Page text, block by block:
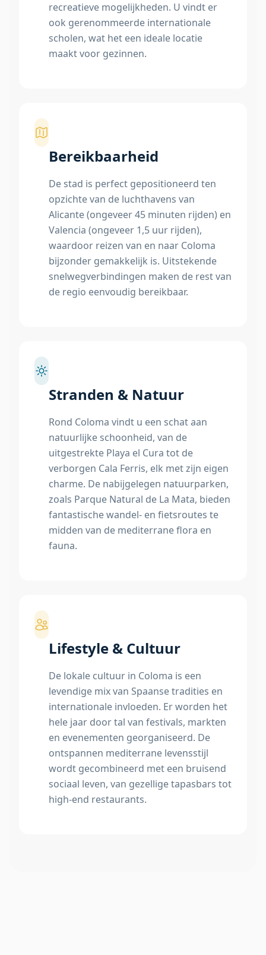
recreatieve mogelijkheden. U vindt er
ook gerenommeerde internationale
scholen, wat het een ideale locatie
maakt voor gezinnen.
Bereikbaarheid
De stad is perfect gepositioneerd ten
opzichte van de luchthavens van
Alicante (ongeveer 45 minuten rijden) en
Valencia (ongeveer 1,5 uur rijden),
waardoor reizen van en naar Coloma
bijzonder gemakkelijk is. Uitstekende
snelwegverbindingen maken de rest van
de regio eenvoudig bereikbaar.
Stranden & Natuur
Rond Coloma vindt u een schat aan
natuurlijke schoonheid, van de
uitgestrekte Playa el Cura tot de
verborgen Cala Ferris, elk met zijn eigen
charme. De nabijgelegen natuurparken,
zoals Parque Natural de La Mata, bieden
fantastische wandel- en fietsroutes te
midden van de mediterrane flora en
fauna.
Lifestyle & Cultuur
De lokale cultuur in Coloma is een
levendige mix van Spaanse tradities en
internationale invloeden. Er worden het
hele jaar door tal van festivals, markten
en evenementen georganiseerd. De
ontspannen mediterrane levensstijl
wordt gecombineerd met een bruisend
sociaal leven, van gezellige tapasbars tot
high-end restaurants.